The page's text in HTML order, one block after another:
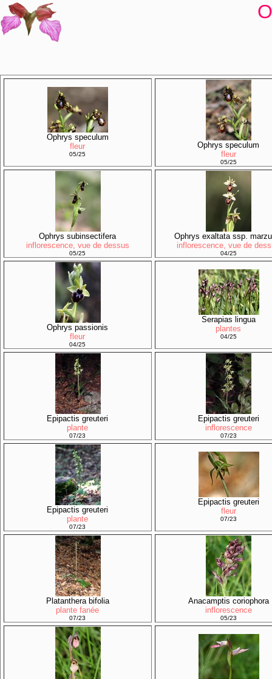
Ophrys speculum
fleur
05/25
Ophrys speculum
fleur
05/25
Ophrys subinsectifera
inflorescence, vue de dessus
05/25
Ophrys exaltata ssp.
inflorescence, vue de
04/25
Ophrys passionis
fleur
04/25
Serapias lingua
plantes
04/25
Epipactis greuteri
plante
07/23
Epipactis greuteri
inflorescence
07/23
Epipactis greuteri
plante
07/23
Epipactis greuteri
fleur
07/23
Platanthera bifolia
plante fanée
07/23
Anacamptis coriophora
inflorescence
05/23